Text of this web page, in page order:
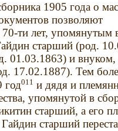
1905 года о
позволяют
ти лет, упомянутым
старший (род.
01.03.1863) и внуком,
17.02.1887). Тем
год011 и дядя и
упомянутой в
старший, а его
старший